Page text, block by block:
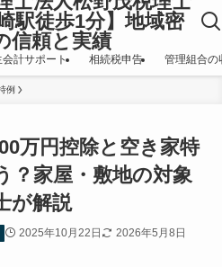
駅徒歩1分】地域密
信頼と実績
会計サポート 相続税申告 管理組合の
例
万円控除と空き家特
？家屋・敷地の対象
が解説
2025年10月22日 2026年5月8日